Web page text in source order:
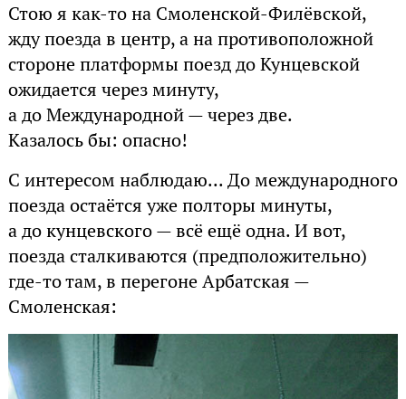
Стою я как-то на Смоленской-Филёвской,
жду поезда в центр, а на противоположной
стороне платформы поезд до Кунцевской
ожидается через минуту,
а до Международной — через две.
Казалось бы: опасно!
С интересом наблюдаю... До международного
поезда остаётся уже полторы минуты,
а до кунцевского — всё ещё одна. И вот,
поезда сталкиваются (предположительно)
где-то там, в перегоне Арбатская —
Смоленская: